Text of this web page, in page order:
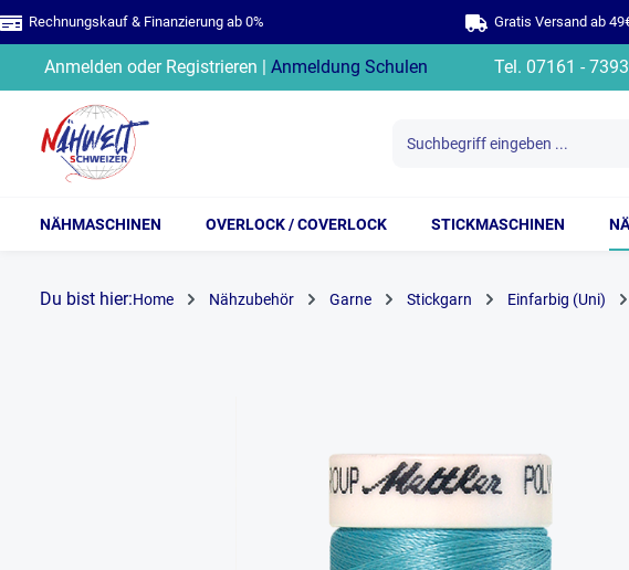
Zur Hauptnavigation springen
Rechnungskauf & Finanzierung ab 0% Gratis Versand ab
Anmelden oder Registrieren | Anmeldung Schulen Tel. 07161 -
NÄHMASCHINEN OVERLOCK / COVERLOCK STICKMASCHINEN
Du bist hier:Home Nähzubehör Garne Stickgarn Einfarbig (Uni)